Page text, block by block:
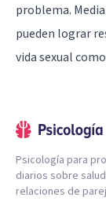
problema.
pueden lograr
vida sexual
Psicología para
diarios sobre
relaciones de